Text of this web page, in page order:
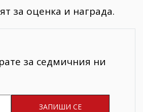
за оценка и награда.
за седмичния ни